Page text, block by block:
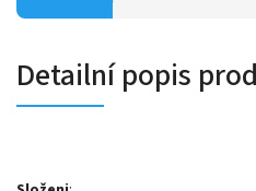
Detailní popis